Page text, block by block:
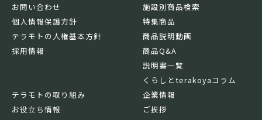
お問い合わせ
個人情報保護方針
テラモトの人権基本方針
採用情報
施設別商品検索
特集商品
商品説明動画
商品Q&A
説明書一覧
くらしとterakoyaコラム
テラモトの取り組み
お役立ち情報
企業情報
ご挨拶